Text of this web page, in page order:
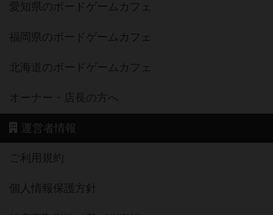
愛知県のボードゲームカフェ
福岡県のボードゲームカフェ
北海道のボードゲームカフェ
オーナー・店長の方へ
運営者情報
ご利用規約
個人情報保護方針